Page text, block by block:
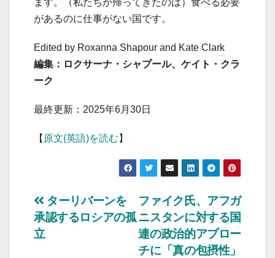
ます。（私たちが帰ってきたのは）食べる必要
があるのに仕事がない国です。
Edited by Roxanna Shapour and Kate Clark
編集：ロクサーナ・シャプール、ケイト・クラ
ーク
最終更新：2025年6月30日
【 原文(英語)を読む 】
投
稿
ファイク氏、アフガ
ニスタンに対する国
連の政治的アプロー
チに「真の包摂性」
ターリバーンを
承認するロシアの孤
立